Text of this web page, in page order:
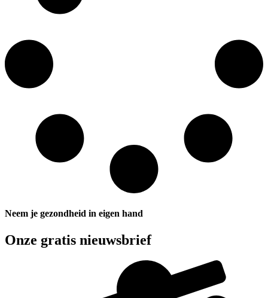
Neem je gezondheid in eigen hand
Onze gratis nieuwsbrief